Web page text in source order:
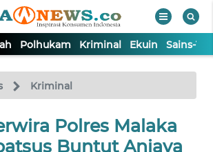
Polhukam Kriminal Ekuin Sains-
Kriminal
Polres Malaka
Buntut Aniaya